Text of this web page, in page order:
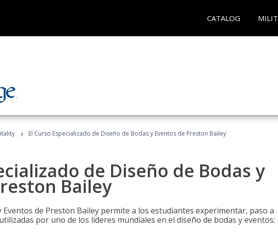
CATALOG
› El Curso Especializado de Diseño de Bodas y Eventos de Preston Bailey
de Diseño de Bodas y
Bailey
Eventos de Preston Bailey permite a los estudiantes experimentar, paso a
por uno de los líderes mundiales en el diseño de bodas y eventos: